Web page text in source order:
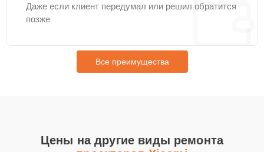
Даже если клиент передумал или решил обратится
позже
Все преимущества
Цены на другие виды ремонта